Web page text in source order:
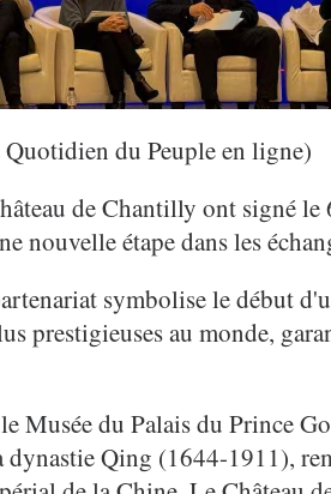
du Peuple en ligne)
de Chantilly ont signé
nouvelle étape dans les
symbolise le début
prestigieuses au monde,
du Palais du Prince
Qing (1644-1911),